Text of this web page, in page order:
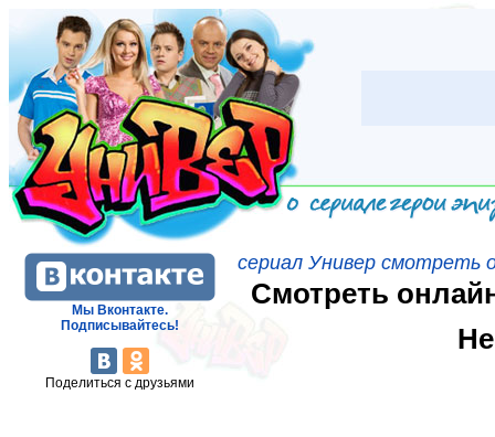
Мы Вконтакте.
Подписывайтесь!
Поделиться с друзьями
сериал Универ смотреть
Смотреть